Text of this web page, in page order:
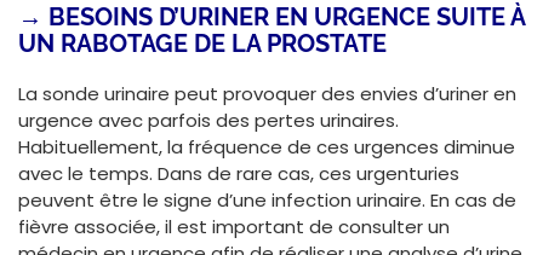
→ BESOINS D’URINER EN URGENCE SUITE À
UN RABOTAGE DE LA PROSTATE
La sonde urinaire peut provoquer des envies d’uriner en
urgence avec parfois des pertes urinaires.
Habituellement, la fréquence de ces urgences diminue
avec le temps. Dans de rare cas, ces urgenturies
peuvent être le signe d’une infection urinaire. En cas de
fièvre associée, il est important de consulter un